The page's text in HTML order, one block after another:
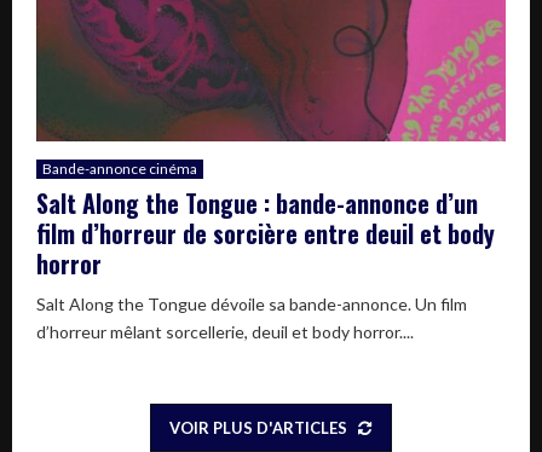
Bande-annonce cinéma
Salt Along the Tongue : bande-annonce d’un
film d’horreur de sorcière entre deuil et body
horror
Salt Along the Tongue dévoile sa bande-annonce. Un film
d’horreur mêlant sorcellerie, deuil et body horror....
VOIR PLUS D'ARTICLES